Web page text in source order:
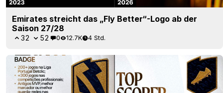
Emirates streicht das „Fly Better“-Logo ab der
Saison 27/28
32 52 0 12.7K 4 Std.